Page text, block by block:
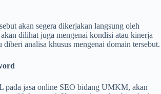
akan segera dikerjakan langsung oleh
dilihat juga mengenai kondisi atau kinerja
diberi analisa khusus mengenai domain tersebut.
pada jasa online SEO bidang UMKM, akan